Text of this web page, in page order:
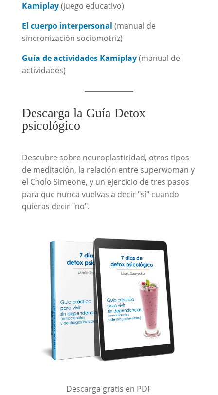
Kamiplay(juego educativo)
El cuerpo interpersonal (manual de
sincronización sociomotriz)
Guía de actividades Kamiplay(manual de
actividades)
Descarga la Guía Detox
psicológico
Descubre sobre neuroplasticidad, otros tipos
de meditación, la relación entre superwoman y
el Cholo Simeone, y un ejercicio de tres pasos
para que nunca vuelvas a decir "sí" cuando
quieras decir "no".
Descarga gratis en PDF